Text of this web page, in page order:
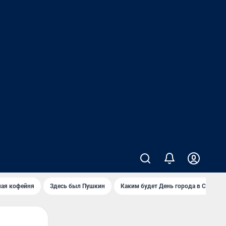
кофейня Здесь был Пушкин Каким будет День города в Самаре